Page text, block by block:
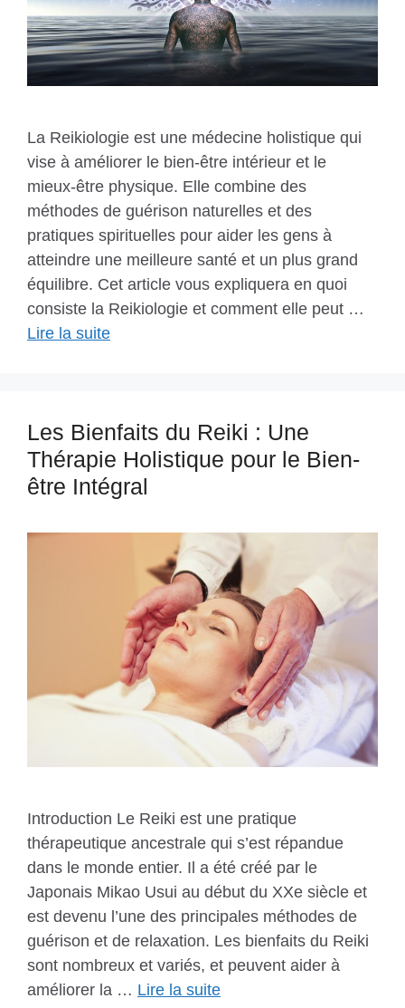
La Reikiologie est une médecine holistique qui
vise à améliorer le bien-être intérieur et le
mieux-être physique. Elle combine des
méthodes de guérison naturelles et des
pratiques spirituelles pour aider les gens à
atteindre une meilleure santé et un plus grand
équilibre. Cet article vous expliquera en quoi
consiste la Reikiologie et comment elle peut …
Lire la suite
Les Bienfaits du Reiki : Une
Thérapie Holistique pour le Bien-
être Intégral
Introduction Le Reiki est une pratique
thérapeutique ancestrale qui s’est répandue
dans le monde entier. Il a été créé par le
Japonais Mikao Usui au début du XXe siècle et
est devenu l’une des principales méthodes de
guérison et de relaxation. Les bienfaits du Reiki
sont nombreux et variés, et peuvent aider à
améliorer la … Lire la suite